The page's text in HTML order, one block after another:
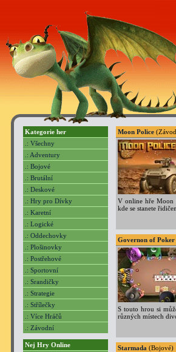
Kategorie her
.: Všechny
.: Adventury
.: Bojové
.: Brutální
.: Deskové
.: Hry pro Dívky
.: Karetní
.: Logické
.: Oddechovky
.: Plošinovky
.: Postřehové
.: Sportovní
.: Srandičky
.: Strategie
.: Střílečky
.: Více Hráčů
.: Závodní
Nej Hry Online
Moon Police
V online hře Moon
kde se stanete
Governon of Poker
S touto hrou si
různých místech
Starmada (Bojové)